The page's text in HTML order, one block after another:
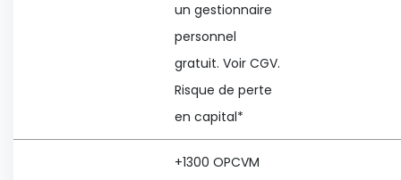
un gestionnaire
personnel
gratuit. Voir CGV.
Risque de perte
en capital*
+1300 OPCVM